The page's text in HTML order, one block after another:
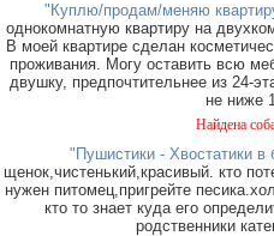
"Куплю/продам/меняю
однокомнатную квартиру на
В моей квартире сделан
проживания. Могу оставить всю
двушку, предпочтительнее из 24-
не ниже
Найдена
"Пушистики - Хвостатики в
щенок,чистенький,красивый. кто
нужен питомец,пригрейте
кто то знает куда его
родственники